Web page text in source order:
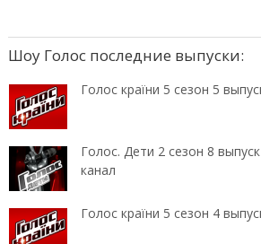
Шоу Голос последние выпуски:
Голос країни 5 сезон 5
Голос. Дети 2 сезон 8
канал
Голос країни 5 сезон 4